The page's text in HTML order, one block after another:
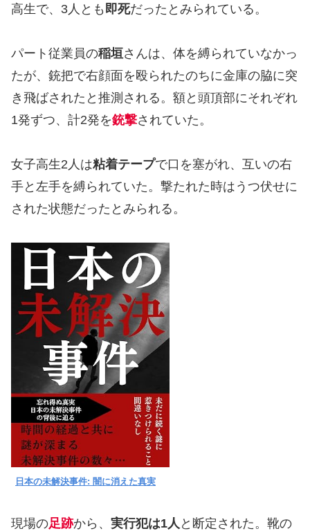
高生で、3人とも 即死だったとみられている。
パート従業員の稲垣さんは、体を縛られていなかっ
たが、銃把で右顔面を殴られたのちに金庫の脇に突
き飛ばされたと推測される。額と頭頂部にそれぞれ
1発ずつ、計2発を銃撃されていた。
女子高生2人は粘着テープで口を塞がれ、互いの右
手と左手を縛られていた。撃たれた時はうつ伏せに
された状態だったとみられる。
日本の未解決事件: 闇に消えた真実
現場の足跡から、 実行犯は1人 と断定された。靴の